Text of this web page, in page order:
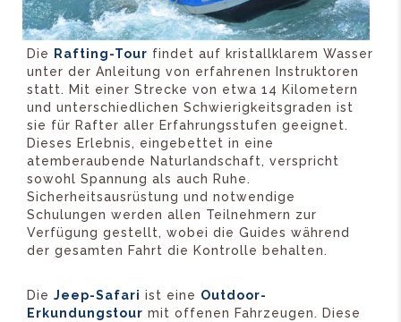
Die Rafting-Tour findet auf kristallklarem Wasser
unter der Anleitung von erfahrenen Instruktoren
statt. Mit einer Strecke von etwa 14 Kilometern
und unterschiedlichen Schwierigkeitsgraden ist
sie für Rafter aller Erfahrungsstufen geeignet.
Dieses Erlebnis, eingebettet in eine
atemberaubende Naturlandschaft, verspricht
sowohl Spannung als auch Ruhe.
Sicherheitsausrüstung und notwendige
Schulungen werden allen Teilnehmern zur
Verfügung gestellt, wobei die Guides während
der gesamten Fahrt die Kontrolle behalten.
Die Jeep-Safari ist eine Outdoor-
Erkundungstour mit offenen Fahrzeugen. Diese